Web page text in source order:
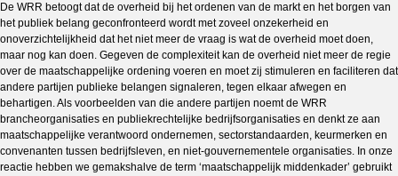
De WRR betoogt dat de overheid bij het ordenen van de markt en het borgen van
het publiek belang geconfronteerd wordt met zoveel onzekerheid en
onoverzichtelijkheid dat het niet meer de vraag is wat de overheid moet doen,
maar nog kan doen. Gegeven de complexiteit kan de overheid niet meer de regie
over de maatschappelijke ordening voeren en moet zij stimuleren en faciliteren dat
andere partijen publieke belangen signaleren, tegen elkaar afwegen en
behartigen. Als voorbeelden van die andere partijen noemt de WRR
brancheorganisaties en publiekrechtelijke bedrijfsorganisaties en denkt ze aan
maatschappelijke verantwoord ondernemen, sectorstandaarden, keurmerken en
convenanten tussen bedrijfsleven, en niet-gouvernementele organisaties. In onze
reactie hebben we gemakshalve de term ‘maatschappelijk middenkader’ gebruikt